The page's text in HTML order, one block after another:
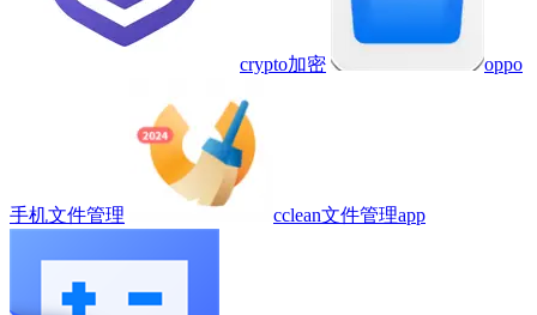
crypto加密 oppo
手机文件管理 cclean文件管理app